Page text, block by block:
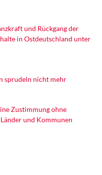
und Rückgang der
in Ostdeutschland unter
sprudeln nicht mehr
Zustimmung ohne
und Kommunen